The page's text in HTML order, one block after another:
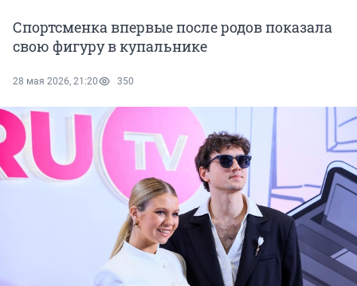
Спортсменка впервые после родов показала
свою фигуру в купальнике
28 мая 2026, 21:20 350